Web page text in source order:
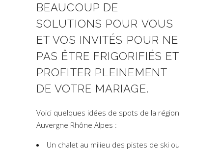
BEAUCOUP DE
SOLUTIONS POUR VOUS
ET VOS INVITÉS POUR NE
PAS ÊTRE FRIGORIFIÉS ET
PROFITER PLEINEMENT
DE VOTRE MARIAGE.
Voici quelques idées de spots de la région
Auvergne Rhône Alpes :
Un chalet au milieu des pistes de ski ou